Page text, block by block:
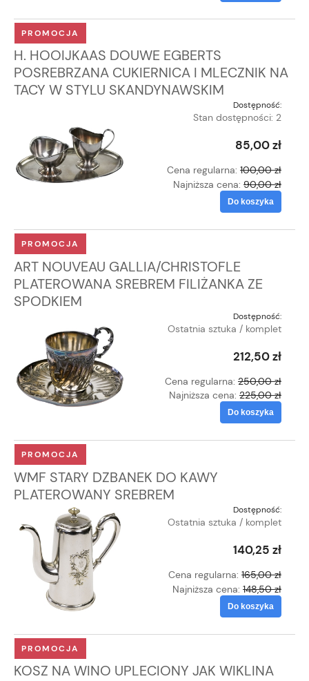
H. HOOIJKAAS DOUWE EGBERTS
POSREBRZANA CUKIERNICA I MLECZNIK NA
TACY W STYLU SKANDYNAWSKIM
Dostępność:
Stan dostępności: 2
85,00 zł
Cena regularna: 100,00 zł
Najniższa cena: 90,00 zł
Do koszyka
PROMOCJA
ART NOUVEAU GALLIA/CHRISTOFLE
PLATEROWANA SREBREM FILIŻANKA ZE
SPODKIEM
Dostępność:
Ostatnia sztuka / komplet
212,50 zł
Cena regularna: 250,00 zł
Najniższa cena: 225,00 zł
Do koszyka
PROMOCJA
WMF STARY DZBANEK DO KAWY
PLATEROWANY SREBREM
Dostępność:
Ostatnia sztuka / komplet
140,25 zł
Cena regularna: 165,00 zł
Najniższa cena: 148,50 zł
Do koszyka
PROMOCJA
KOSZ NA WINO UPLECIONY JAK WIKLINA
PROMOCJA